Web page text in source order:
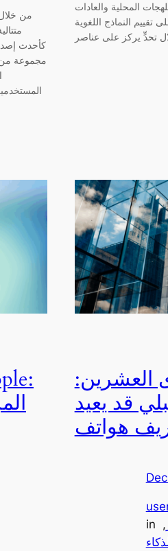
مجموعة من
المحلية والعادات
تقييم النماذج اللغوية
العشرين:
قد يعيد
in ,